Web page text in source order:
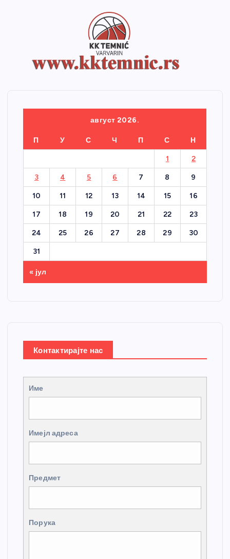
август 2026.
П У С Ч П С Н
1 2
3 4 5 6 7 8 9
10 11 12 13 14 15 16
17 18 19 20 21 22 23
24 25 26 27 28 29 30
31
« јул
Контактирајте нас
Име
Имејл адреса
Предмет
Порука